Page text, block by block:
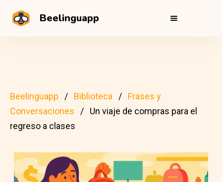
Beelinguapp
Beelinguapp Biblioteca
Frases y
Conversaciones
Un viaje de compras para el
regreso a clases